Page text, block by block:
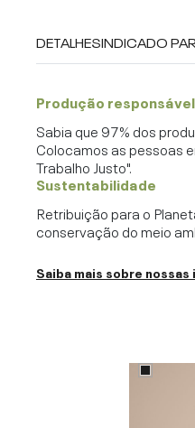
DETALHESINDICADO
Produção responsável
Sabia que 97% dos
Colocamos as pessoas
Trabalho Justo".
Sustentabilidade
Retribuição para o
conservação do meio
Saiba mais sobre